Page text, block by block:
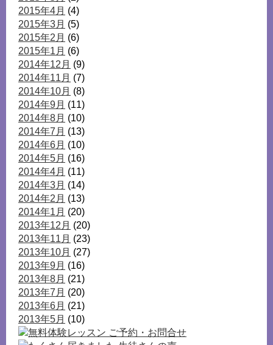
2015年4月 (4)
2015年3月 (5)
2015年2月 (6)
2015年1月 (6)
2014年12月 (9)
2014年11月 (7)
2014年10月 (8)
2014年9月 (11)
2014年8月 (10)
2014年7月 (13)
2014年6月 (10)
2014年5月 (16)
2014年4月 (11)
2014年3月 (14)
2014年2月 (13)
2014年1月 (20)
2013年12月 (20)
2013年11月 (23)
2013年10月 (27)
2013年9月 (16)
2013年8月 (21)
2013年7月 (20)
2013年6月 (21)
2013年5月 (10)